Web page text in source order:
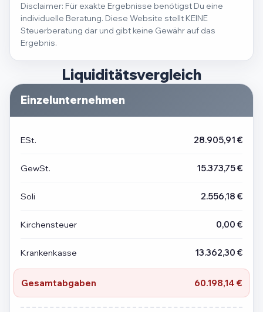
Disclaimer: Für exakte Ergebnisse benötigst Du eine
individuelle Beratung. Diese Website stellt KEINE
Steuerberatung dar und gibt keine Gewähr auf das
Ergebnis.
Liquiditätsvergleich
Einzelunternehmen
ESt. 28.905,91 €
GewSt. 15.373,75 €
Soli 2.556,18 €
Kirchensteuer 0,00 €
Krankenkasse 13.362,30 €
Gesamtabgaben 60.198,14 €